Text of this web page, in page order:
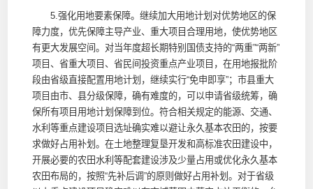
5.强化用地要素保障。继续加大用地计划对优势地区的保
障力度，优先保障主导产业、重大项目合理用地，使优势地区
有更大发展空间。对当年度超长期特别国债支持的“两重”“两新”
项目、省重大项目、省民间投资重点产业项目，在用地报批阶
段由省级直接配置用地计划，继续实行“免申即享”；市县重大
项目由市、县分级保障，确有难度的，可以申请省级统筹，确
保所有项目用地计划保障到位。符合相关规定的能源、交通、
水利等重点建设项目选址确实难以避让永久基本农田的，按要
求做好占用补划。在土地整理复垦开发和高标准农田建设中，
开展必要的农田水利等配套建设涉及少量占用或优化永久基本
农田布局的，按照“先补后调”的原则做好占用补划。对于省级